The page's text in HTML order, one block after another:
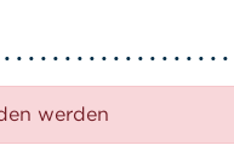
werden